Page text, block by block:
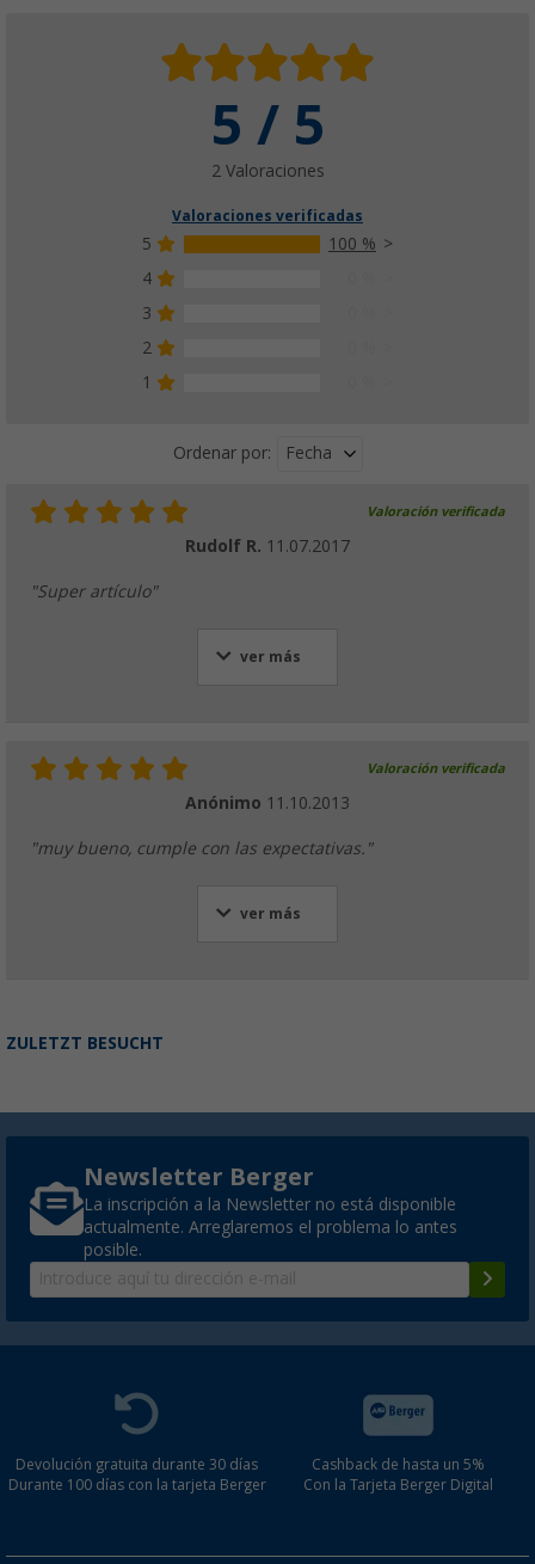
5 / 5
2 Valoraciones
Valoraciones verificadas
5
100 %
4
3
2
1
Ordenar por: Fecha
Valoración verificada
Rudolf R. 11.07.2017
"Super artículo"
ver más
Valoración verificada
Anónimo 11.10.2013
"muy bueno, cumple con las expectativas."
ver más
ZULETZT BESUCHT
Newsletter Berger
La inscripción a la Newsletter no está disponible
actualmente. Arreglaremos el problema lo antes
posible.
Devolución gratuita durante 30 días
Durante 100 días con la tarjeta Berger
Cashback de hasta un 5%
Con la Tarjeta Berger Digital